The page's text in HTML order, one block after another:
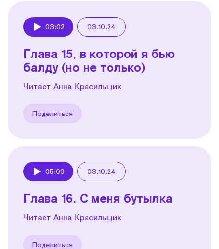
03:02 03.10.24
Глава 15, в которой я бью
балду (но не только)
Читает Анна Красильщик
Поделиться
05:09 03.10.24
Глава 16. С меня бутылка
Читает Анна Красильщик
Поделиться